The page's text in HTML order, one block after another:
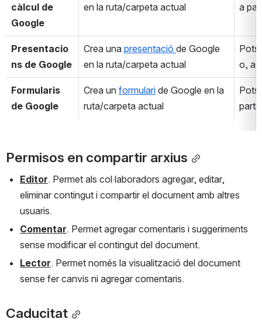
càlcul de
Google
en la ruta/carpeta actual
a
Presentacio
ns de Google
Crea una presentació de Google
en la ruta/carpeta actual
Pots
o, a
Formularis
de Google
Crea un formulari de Google en la
ruta/carpeta actual
Pots
Permisos en compartir arxius
Editor. Permet als col·laboradors agregar, editar,
eliminar contingut i compartir el document amb altres
usuaris.
Comentar. Permet agregar comentaris i suggeriments
sense modificar el contingut del document.
Lector. Permet només la visualització del document
sense fer canvis ni agregar comentaris.
Caducitat